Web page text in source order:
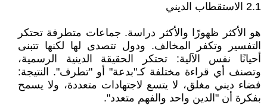
2.1 الاستقطاب الديني
هو الأكثر ظهورًا والأكثر دراسة. جماعات متطرفة تحتكر
التفسير وتكفر المخالف. ودول تتصدى لها لكنها تتبنى
أحيانًا نفس الآلية: تحتكر الحقيقة الدينية الرسمية،
وتصنف أي قراءة مختلفة كـ"بدعة" أو "تطرف". النتيجة:
فضاء ديني مغلق، لا يتسع لاجتهادات متعددة، ولا يسمح
بفكرة أن "الدين واحد والفهم متعدد".